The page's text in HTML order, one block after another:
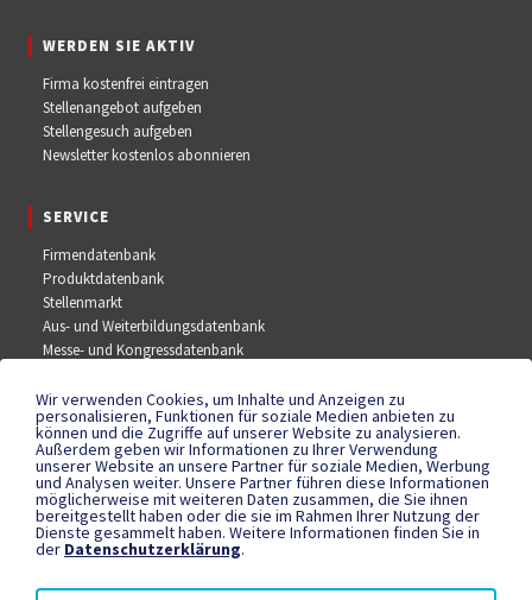
WERDEN SIE AKTIV
Firma kostenfrei eintragen
Stellenangebot aufgeben
Stellengesuch aufgeben
Newsletter kostenlos abonnieren
SERVICE
Firmendatenbank
Produktdatenbank
Stellenmarkt
Aus- und Weiterbildungsdatenbank
Messe- und Kongressdatenbank
SOCIAL MEDIA
Facebook
YouTube
Instagram
RECHTLICHES
Wir verwenden Cookies, um Inhalte und Anzeigen zu
personalisieren, Funktionen für soziale Medien anbieten zu
können und die Zugriffe auf unserer Website zu analysieren.
Außerdem geben wir Informationen zu Ihrer Verwendung
unserer Website an unsere Partner für soziale Medien, Werbung
und Analysen weiter. Unsere Partner führen diese Informationen
möglicherweise mit weiteren Daten zusammen, die Sie ihnen
bereitgestellt haben oder die sie im Rahmen Ihrer Nutzung der
Dienste gesammelt haben. Weitere Informationen finden Sie in
der Datenschutzerklärung.